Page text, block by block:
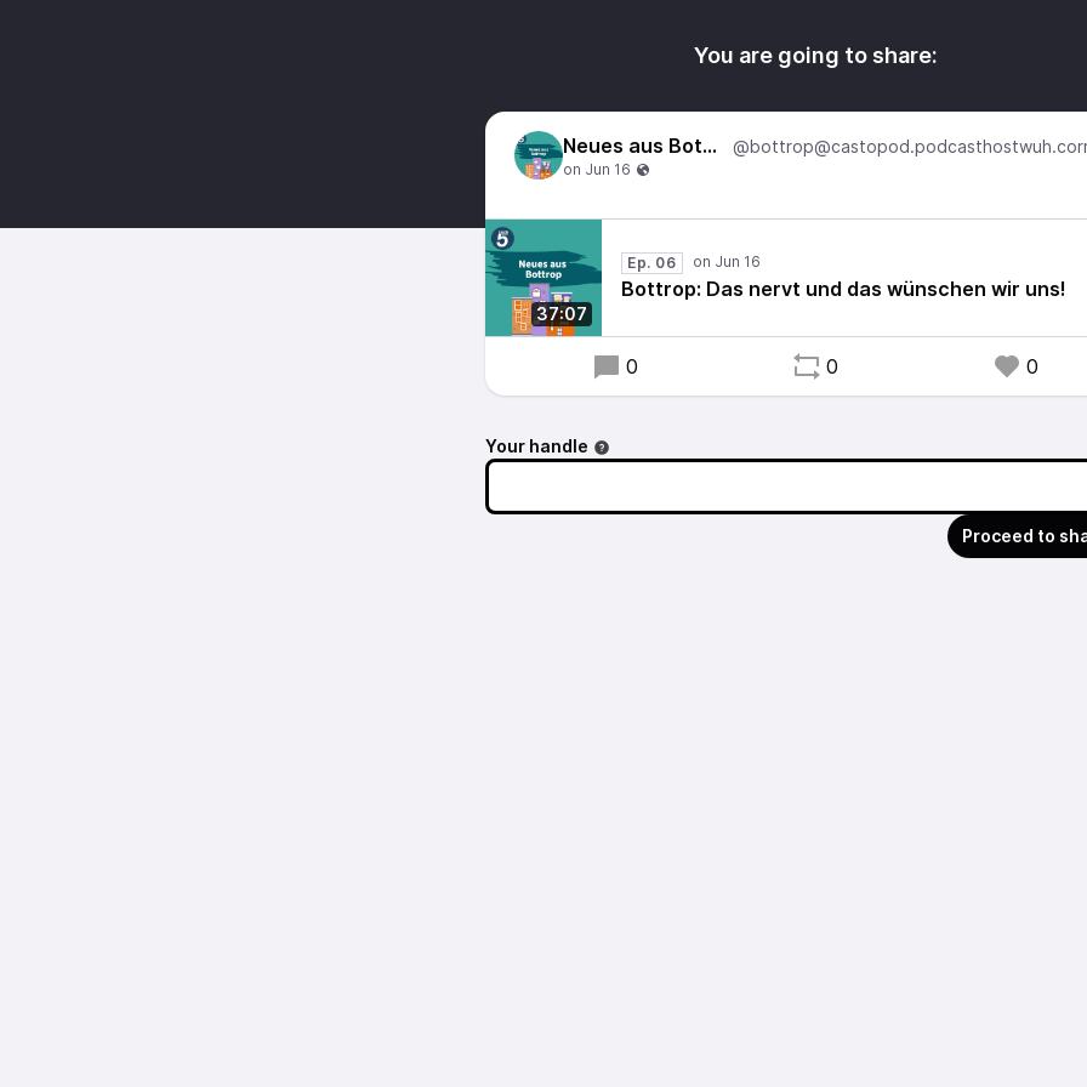
You are going to share:
Neues aus Bottrop
37:07
Ep. 06
Bottrop: Das nervt und das wünschen wir uns!
0 0 0
Your handle
Proceed to